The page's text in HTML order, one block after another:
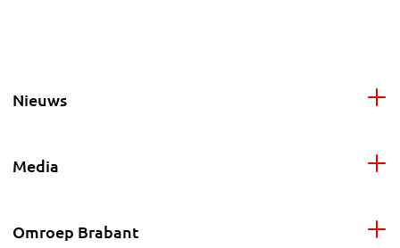
Nieuws
Media
Omroep Brabant